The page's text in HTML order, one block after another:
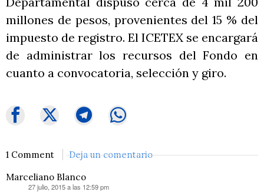
millones de pesos, provenientes del 15 % del
impuesto de registro. El ICETEX se encargará
de administrar los recursos del Fondo en
cuanto a convocatoria, selección y giro.
1 Comment
Deja un comentario
Marceliano Blanco
27 julio, 2015 a las 12:59 pm